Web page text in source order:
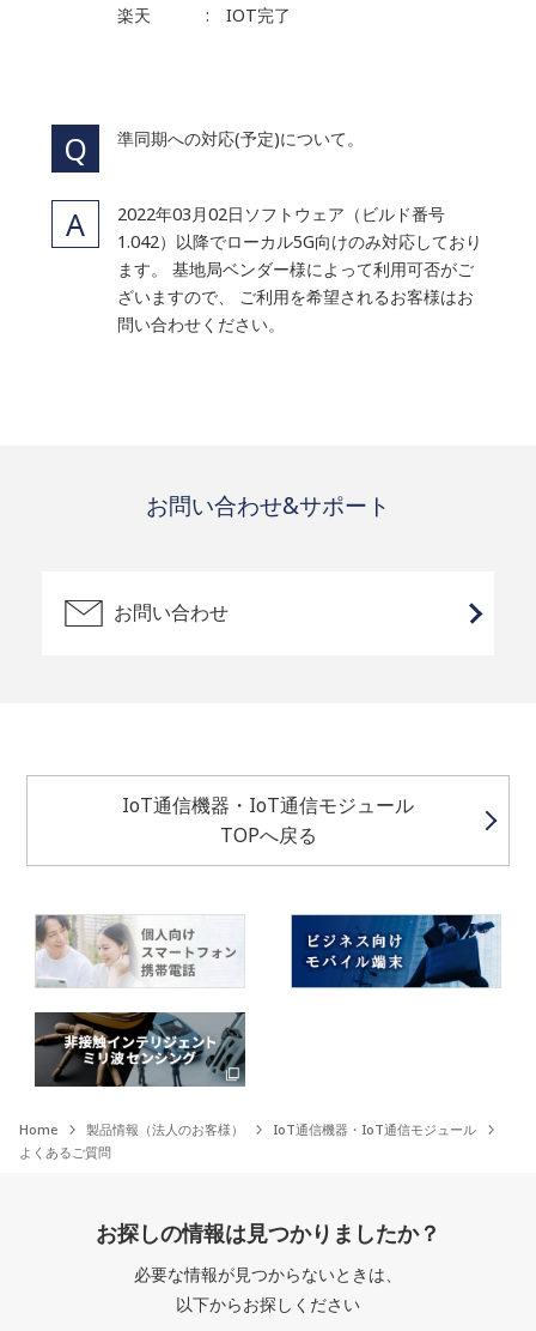
楽天
: IOT完了
準同期への対応(予定)について。
2022年03月02日ソフトウェア（ビルド番号
1.042）以降でローカル5G向けのみ対応しており
ます。 基地局ベンダー様によって利用可否がご
ざいますので、 ご利用を希望されるお客様はお
問い合わせください。
お問い合わせ&サポート
お問い合わせ
IoT通信機器・IoT通信モジュール
TOPへ戻る
Home 製品情報（法人のお客様）
IoT通信機器・IoT通信モジュール
よくあるご質問
お探しの情報は見つかりましたか？
必要な情報が見つからないときは、
以下からお探しください